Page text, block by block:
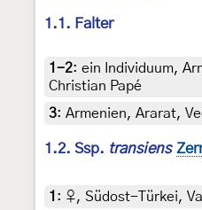
1.1. Falter
1-2: ein Individuum,
Christian Papé
3: Armenien, Ararat,
1.2. Ssp. transiens
1 : ♀, Südost-Türkei,